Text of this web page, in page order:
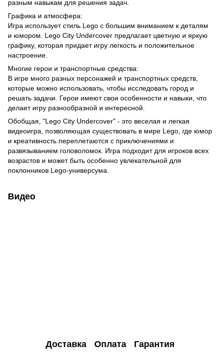
разным навыкам для решения задач.
Графика и атмосфера:
Игра использует стиль Lego с большим вниманием к деталям
и юмором. Lego City Undercover предлагает цветную и яркую
графику, которая придает игру легкость и положительное
настроение.
Многие герои и транспортные средства:
В игре много разных персонажей и транспортных средств,
которые можно использовать, чтобы исследовать город и
решать задачи. Герои имеют свои особенности и навыки, что
делает игру разнообразной и интересной.
Обобщая, "Lego City Undercover" - это веселая и легкая
видеоигра, позволяющая существовать в мире Lego, где юмор
и креативность переплетаются с приключениями и
развязыванием головоломок. Игра подходит для игроков всех
возрастов и может быть особенно увлекательной для
поклонников Lego-универсума.
Видео
Доставка Оплата Гарантия